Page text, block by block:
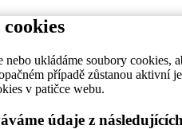
nebo ukládáme soubory
případě zůstanou
v patičce webu.
údaje z